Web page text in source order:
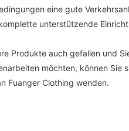
eine gute
unterstützende
Produkte auch gefallen und
möchten, können Sie
Fuanger Clothing wenden.